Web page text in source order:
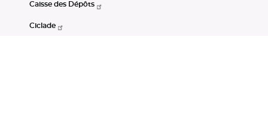
Caisse des Dépôts
Ciclade